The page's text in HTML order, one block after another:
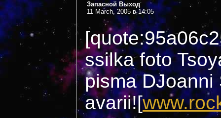
Запасной Выход
11 March, 2005 в 14:05
ssilka foto
pisma DJoanni
avarii![